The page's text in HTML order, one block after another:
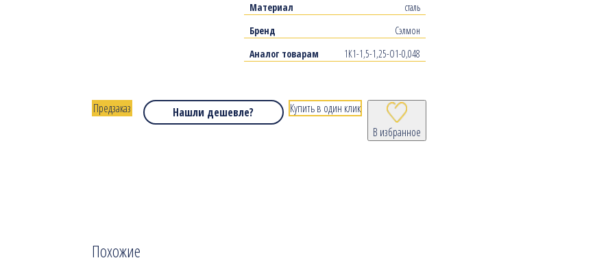
Материал
сталь
Бренд
Сэлмон
Аналог товарам
1К1-1,5-1,25-О1-0,048
Нашли дешевле?
В избранное
Предзаказ Купить в один клик
Похожие